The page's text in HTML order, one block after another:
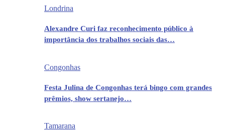
Londrina
Alexandre Curi faz reconhecimento público à
importância dos trabalhos sociais das…
Congonhas
Festa Julina de Congonhas terá bingo com grandes
prêmios, show sertanejo…
Tamarana